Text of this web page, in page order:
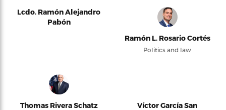
Lcdo. Ramón Alejandro
Pabón
Ramón L. Rosario Cortés
Politics and law
Thomas Rivera Schatz
Víctor García San